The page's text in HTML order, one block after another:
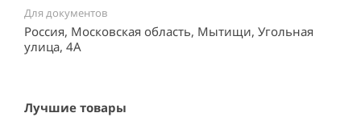
Для документов
Россия, Московская область, Мытищи, Угольная
улица, 4А
Лучшие товары